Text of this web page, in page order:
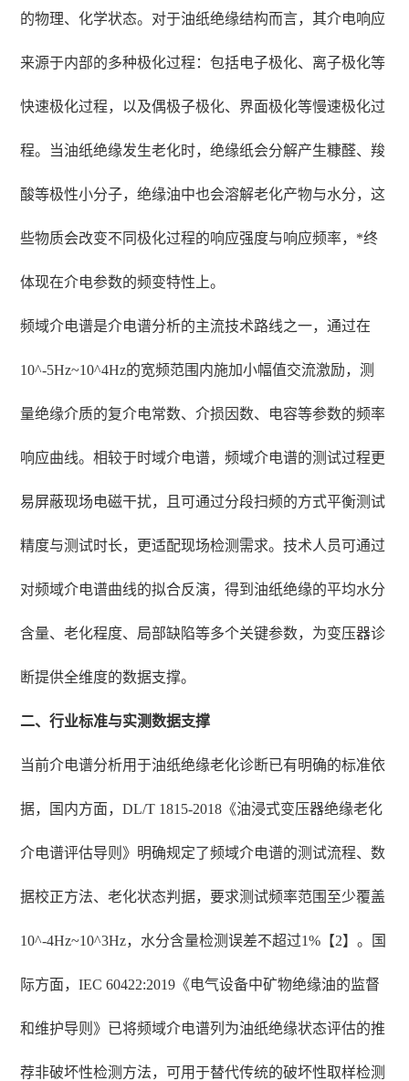
的物理、化学状态。对于油纸绝缘结构而言，其介电响应
来源于内部的多种极化过程：包括电子极化、离子极化等
快速极化过程，以及偶极子极化、界面极化等慢速极化过
程。当油纸绝缘发生老化时，绝缘纸会分解产生糠醛、羧
酸等极性小分子，绝缘油中也会溶解老化产物与水分，这
些物质会改变不同极化过程的响应强度与响应频率，*终
体现在介电参数的频变特性上。
频域介电谱是介电谱分析的主流技术路线之一，通过在
10^-5Hz~10^4Hz的宽频范围内施加小幅值交流激励，测
量绝缘介质的复介电常数、介损因数、电容等参数的频率
响应曲线。相较于时域介电谱，频域介电谱的测试过程更
易屏蔽现场电磁干扰，且可通过分段扫频的方式平衡测试
精度与测试时长，更适配现场检测需求。技术人员可通过
对频域介电谱曲线的拟合反演，得到油纸绝缘的平均水分
含量、老化程度、局部缺陷等多个关键参数，为变压器诊
断提供全维度的数据支撑。
二、行业标准与实测数据支撑
当前介电谱分析用于油纸绝缘老化诊断已有明确的标准依
据，国内方面，DL/T 1815-2018《油浸式变压器绝缘老化
介电谱评估导则》明确规定了频域介电谱的测试流程、数
据校正方法、老化状态判据，要求测试频率范围至少覆盖
10^-4Hz~10^3Hz，水分含量检测误差不超过1%【2】。国
际方面，IEC 60422:2019《电气设备中矿物绝缘油的监督
和维护导则》已将频域介电谱列为油纸绝缘状态评估的推
荐非破坏性检测方法，可用于替代传统的破坏性取样检测